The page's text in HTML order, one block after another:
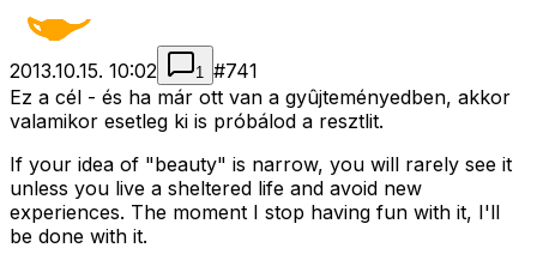
2013.10.15. 10:02 1 #741
Ez a cél - és ha már ott van a gyûjteményedben, akkor
valamikor esetleg ki is próbálod a resztlit.
If your idea of "beauty" is narrow, you will rarely see it
unless you live a sheltered life and avoid new
experiences. The moment I stop having fun with it, I'll
be done with it.